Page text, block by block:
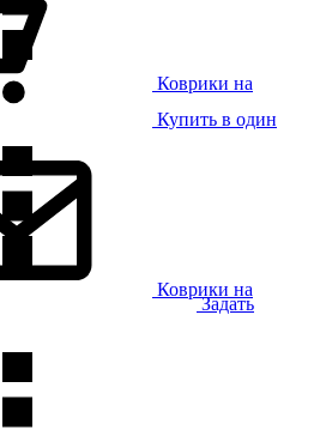
Коврики на
Коврики на
Купить в один
Задать